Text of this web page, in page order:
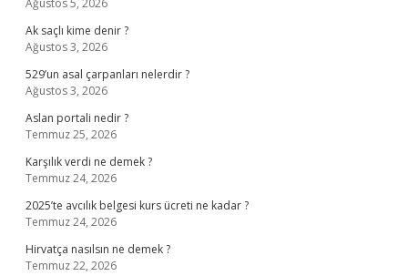
Ağustos 5, 2026
Ak saçlı kime denir ?
Ağustos 3, 2026
529’un asal çarpanları nelerdir ?
Ağustos 3, 2026
Aslan portali nedir ?
Temmuz 25, 2026
Karşılık verdi ne demek ?
Temmuz 24, 2026
2025’te avcılık belgesi kurs ücreti ne kadar ?
Temmuz 24, 2026
Hirvatça nasılsın ne demek ?
Temmuz 22, 2026